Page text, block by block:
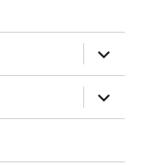
ouvrir
le
sous-
menu
ouvrir
le
sous-